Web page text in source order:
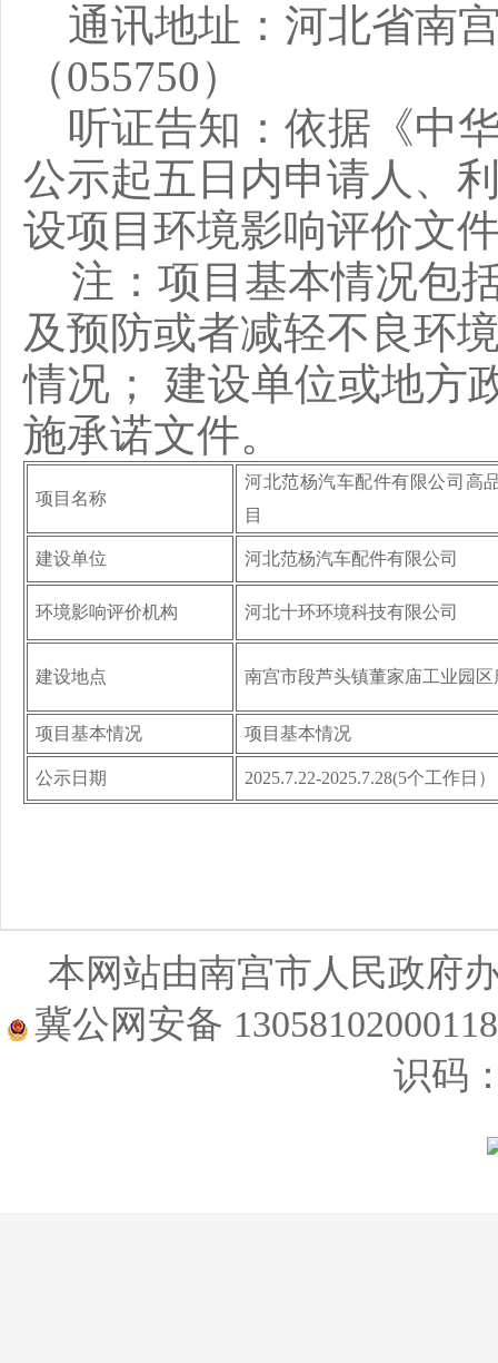
通讯地址： 河北省南
（055750）
听证告知：依据《中
公示起五日内申请人、
设项目环境影响评价文
注：项目基本情况包
及预防或者减轻不良环
情况；
建设单位或地方
施承诺文件。
项目名称
河北范杨汽车配件有限公司高
目
建设单位 河北范杨汽车配件有限公司
环境影响评价机构 河北十环环境科技有限公司
建设地点 南宫市段芦头镇董家庙工业园
项目基本情况 项目基本情况
公示日期 2025.7.22-2025.7.28(5个工作日）
本网站由南宫市人民政
冀公网安备
识码